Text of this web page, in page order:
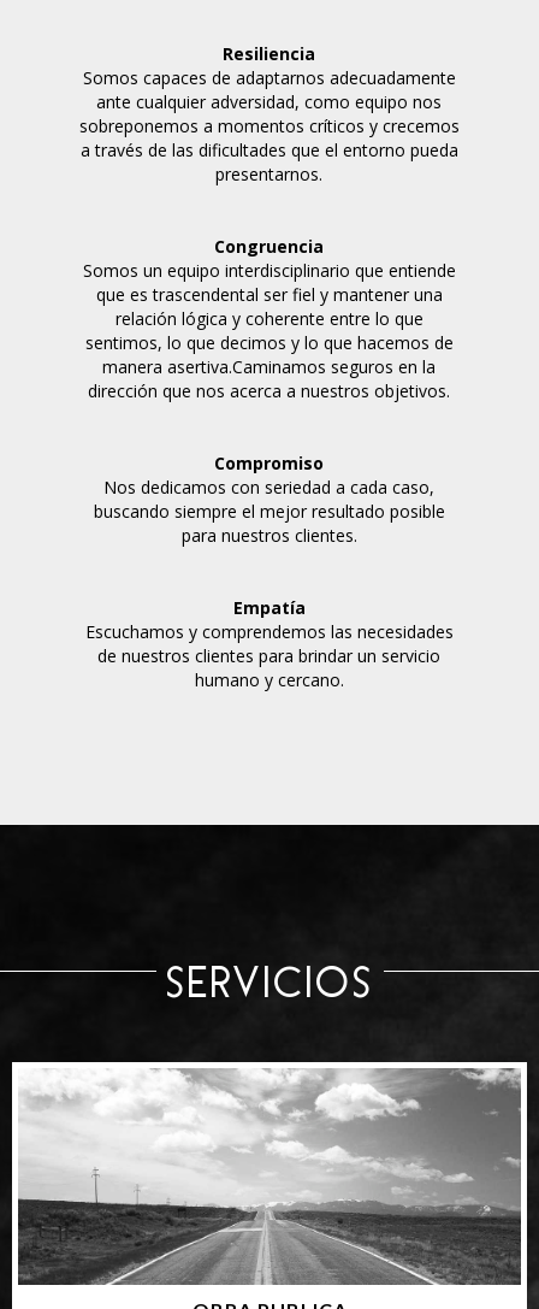
Resiliencia
Somos capaces de adaptarnos adecuadamente
ante cualquier adversidad, como equipo nos
sobreponemos a momentos críticos y crecemos
a través de las dificultades que el entorno pueda
presentarnos.
Congruencia
Somos un equipo interdisciplinario que entiende
que es trascendental ser fiel y mantener una
relación lógica y coherente entre lo que
sentimos, lo que decimos y lo que hacemos de
manera asertiva.Caminamos seguros en la
dirección que nos acerca a nuestros objetivos.
Compromiso
Nos dedicamos con seriedad a cada caso,
buscando siempre el mejor resultado posible
para nuestros clientes.
Empatía
Escuchamos y comprendemos las necesidades
de nuestros clientes para brindar un servicio
humano y cercano.
SERVICIOS